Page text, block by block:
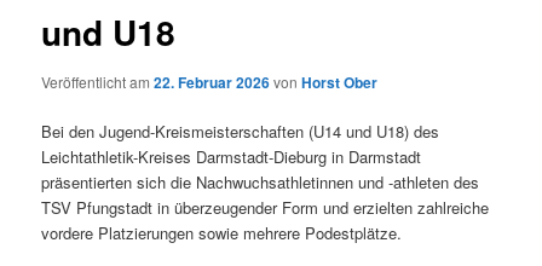
und U18
Veröffentlicht am22. Februar 2026vonHorst Ober
Bei den Jugend-Kreismeisterschaften (U14 und U18) des
Leichtathletik-Kreises Darmstadt-Dieburg in Darmstadt
präsentierten sich die Nachwuchsathletinnen und -athleten des
TSV Pfungstadt in überzeugender Form und erzielten zahlreiche
vordere Platzierungen sowie mehrere Podestplätze.